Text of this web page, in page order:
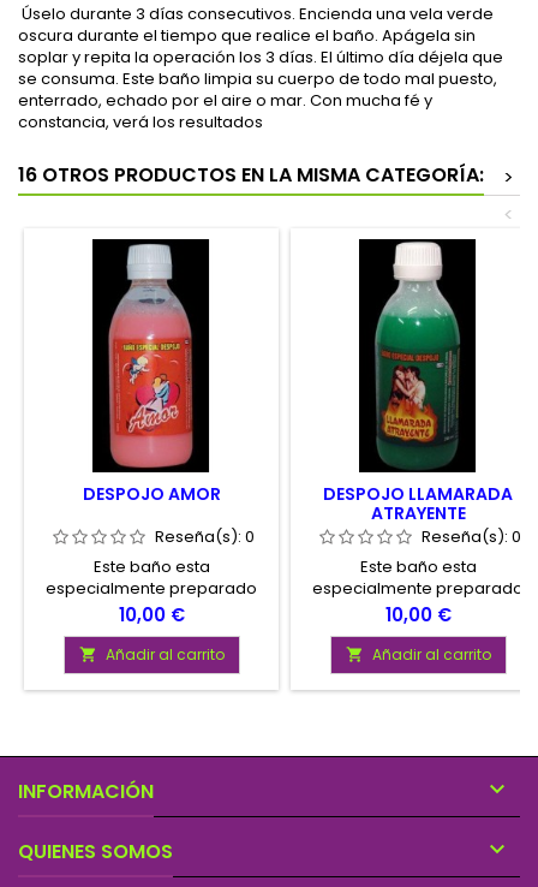
Úselo durante 3 días consecutivos. Encienda una vela verde
oscura durante el tiempo que realice el baño. Apágela sin
soplar y repita la operación los 3 días. El último día déjela que
se consuma. Este baño limpia su cuerpo de todo mal puesto,
enterrado, echado por el aire o mar. Con mucha fé y
constancia, verá los resultados
16 OTROS PRODUCTOS EN LA MISMA CATEGORÍA:
>
<
DESPOJO AMOR
Reseña(s): 0
Este baño esta
especialmente preparado
para mejorar las relaciones
sexuales con su pareja.
Precio
10,00 €
 Añadir al carrito
DESPOJO LLAMARADA
ATRAYENTE
Reseña(s): 0
Este baño esta
especialmente preparado
para mejorar las relaciones
sexuales con su pareja.
Precio
10,00 €
 Añadir al carrito
INFORMACIÓN 
QUIENES SOMOS 